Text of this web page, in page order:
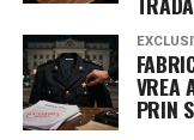
indisponibile.
Următorii pași în
VREA
PRIN